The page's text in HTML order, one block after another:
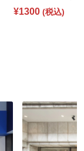
¥1300 (税込)